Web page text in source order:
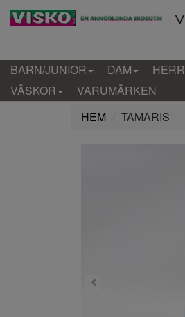
BARN/JUNIOR DAM HERR
VÄSKOR
VARUMÄRKEN
HEM
TAMARIS